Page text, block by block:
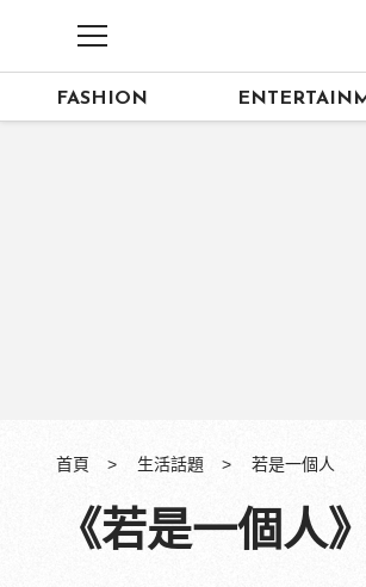
FASHION
首頁 生活話題 若是一個人
《若是一個人